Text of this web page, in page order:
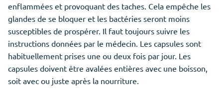
enflammées et provoquant des taches. Cela empêche les
glandes de se bloquer et les bactéries seront moins
susceptibles de prospérer. Il faut toujours suivre les
instructions données par le médecin. Les capsules sont
habituellement prises une ou deux fois par jour. Les
capsules doivent être avalées entières avec une boisson,
soit avec ou juste après la nourriture.